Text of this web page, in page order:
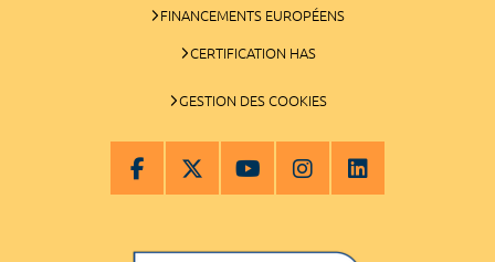
FINANCEMENTS EUROPÉENS
CERTIFICATION HAS
GESTION DES COOKIES